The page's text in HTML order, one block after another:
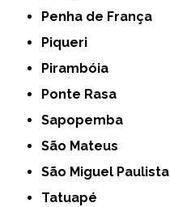
Penha de França
Piqueri
Pirambóia
Ponte Rasa
Sapopemba
São Mateus
São Miguel Paulista
Tatuapé